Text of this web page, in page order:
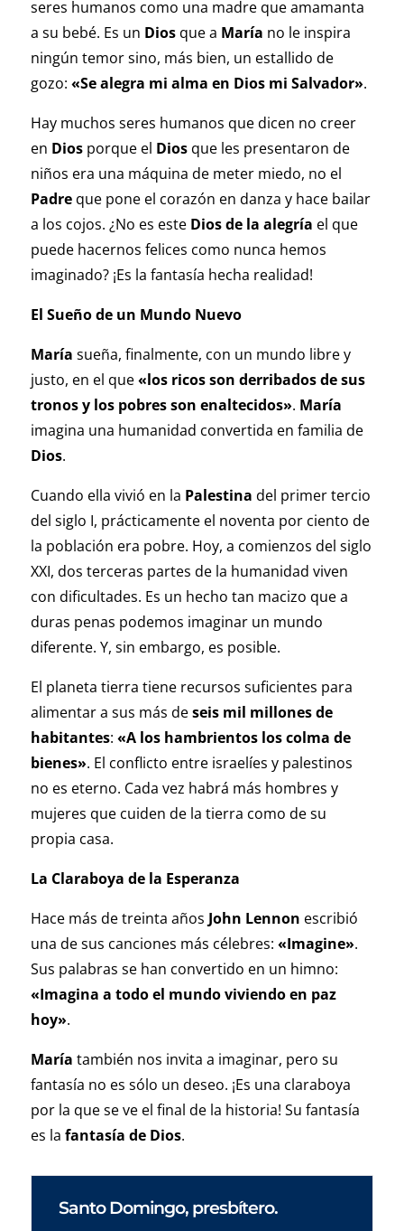
seres humanos como una madre que amamanta
a su bebé. Es un Diosque a María no le inspira
ningún temor sino, más bien, un estallido de
gozo: «Se alegra mi alma en Dios mi Salvador».
Hay muchos seres humanos que dicen no creer
en Diosporque el Diosque les presentaron de
niños era una máquina de meter miedo, no el
Padreque pone el corazón en danza y hace bailar
a los cojos. ¿No es este Dios de la alegría el que
puede hacernos felices como nunca hemos
imaginado? ¡Es la fantasía hecha realidad!
El Sueño de un Mundo Nuevo
María sueña, finalmente, con un mundo libre y
justo, en el que«los ricos son derribados de sus
tronos y los pobres son enaltecidos». María
imagina una humanidad convertida en familia de
Dios.
Cuando ella vivió en la Palestina del primer tercio
del siglo I, prácticamente el noventa por ciento de
la población era pobre. Hoy, a comienzos del siglo
XXI, dos terceras partes de la humanidad viven
con dificultades. Es un hecho tan macizo que a
duras penas podemos imaginar un mundo
diferente. Y, sin embargo, es posible.
El planeta tierra tiene recursos suficientes para
alimentar a sus más deseis mil millones de
habitantes: «A los hambrientos los colma de
bienes». El conflicto entre israelíes y palestinos
no es eterno. Cada vez habrá más hombres y
mujeres que cuiden de la tierra como de su
propia casa.
La Claraboya de la Esperanza
Hace más de treinta años John Lennon escribió
una de sus canciones más célebres: «Imagine».
Sus palabras se han convertido en un himno:
«Imagina a todo el mundo viviendo en paz
hoy».
María también nos invita a imaginar, pero su
fantasía no es sólo un deseo. ¡Es una claraboya
por la que se ve el final de la historia! Su fantasía
es la fantasía de Dios.
Santo Domingo, presbítero.